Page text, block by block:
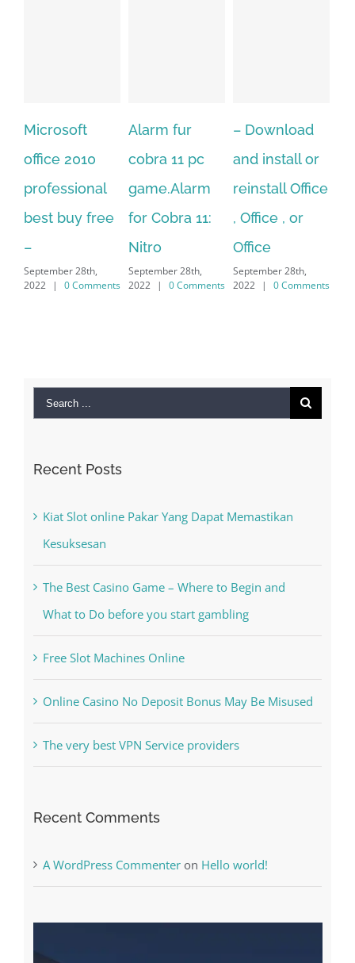
free
28th,
Comments
Alarm fur
cobra 11 pc
game.Alarm
for Cobra 11:
September 28th,
2022 | 0 Comments
– Download
and install or
reinstall Office
, Office , or
September 28th,
2022 | 0 Comments
Hexatech
windows
Hexatech
PC –
7/8/10 &
for:
Recent Posts
Kesuksesan
The Best Casino Game – Where to Begin and
What to Do before you start gambling
Free Slot Machines Online
Online Casino No Deposit Bonus May Be Misused
Recent Comments